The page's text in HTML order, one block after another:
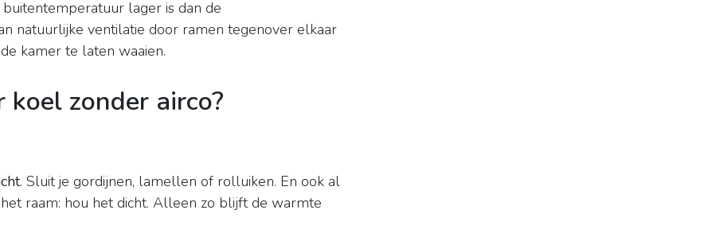
lager is dan de
natuurlijke ventilatie door ramen tegenover elkaar
kamer te laten waaien.
zonder airco?
. Sluit je gordijnen, lamellen of rolluiken. En ook al
raam: hou het dicht. Alleen zo blijft de warmte